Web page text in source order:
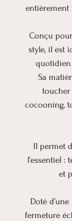
entièrement
Conçu
style, il est
quotidien
Sa
toucher
cocooning,
Il permet
l’essentiel :
et
Doté
fermeture